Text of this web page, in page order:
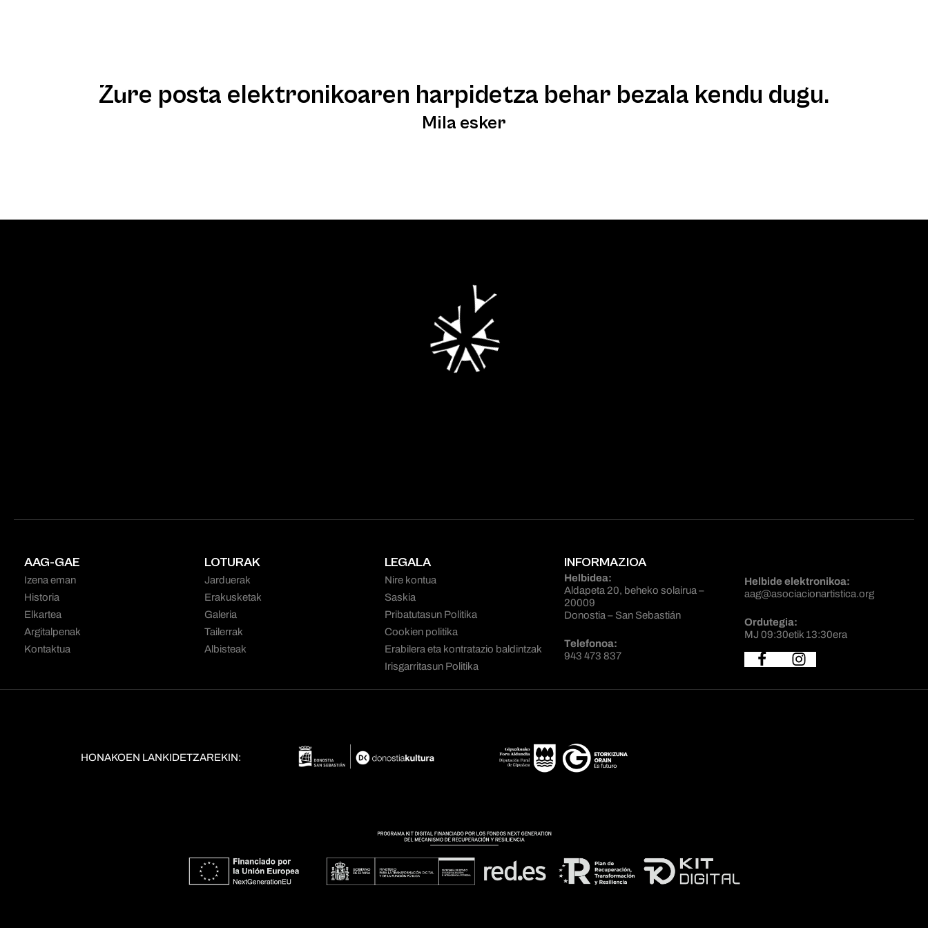
Zure posta elektronikoaren harpidetza behar bezala kendu dugu.
Mila esker
AAG-GAE
Izena eman
Historia
Elkartea
Argitalpenak
Kontaktua
LOTURAK
Jarduerak
Erakusketak
Galeria
Tailerrak
Albisteak
LEGALA
Nire kontua
Saskia
Pribatutasun Politika
Cookien politika
Erabilera eta kontratazio baldintzak
Irisgarritasun Politika
INFORMAZIOA
Helbidea:
Aldapeta 20, beheko solairua –
20009
Donostia – San Sebastián
Telefonoa:
943 473 837
Helbide elektronikoa:
aag@asociacionartistica.org
Ordutegia:
MJ 09:30etik 13:30era
HONAKOEN LANKIDETZAREKIN: